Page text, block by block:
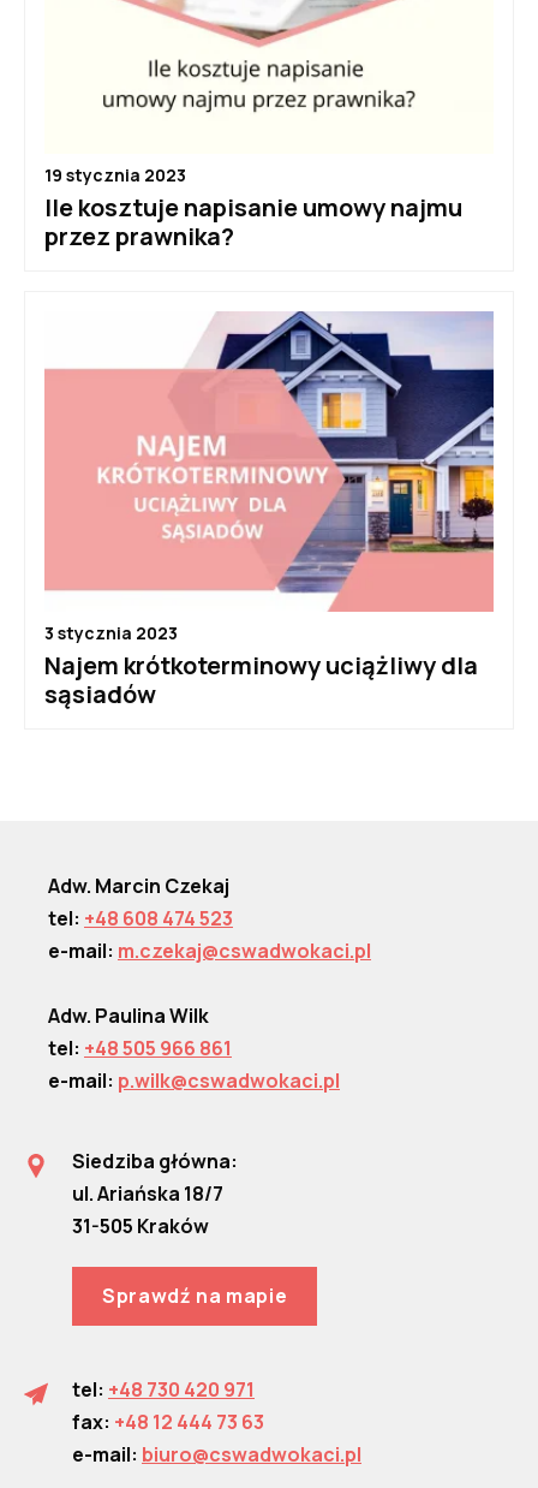
19 stycznia 2023
Ile kosztuje napisanie umowy najmu
przez prawnika?
3 stycznia 2023
Najem krótkoterminowy uciążliwy dla
sąsiadów
Siedziba główna:
ul. Ariańska 18/7
31-505 Kraków
Sprawdź na mapie
tel: +48 730 420 971
fax: +48 12 444 73 63
e-mail: biuro@cswadwokaci.pl
Adw. Marcin Czekaj
tel: +48 608 474 523
e-mail: m.czekaj@cswadwokaci.pl
Adw. Paulina Wilk
tel: +48 505 966 861
e-mail: p.wilk@cswadwokaci.pl